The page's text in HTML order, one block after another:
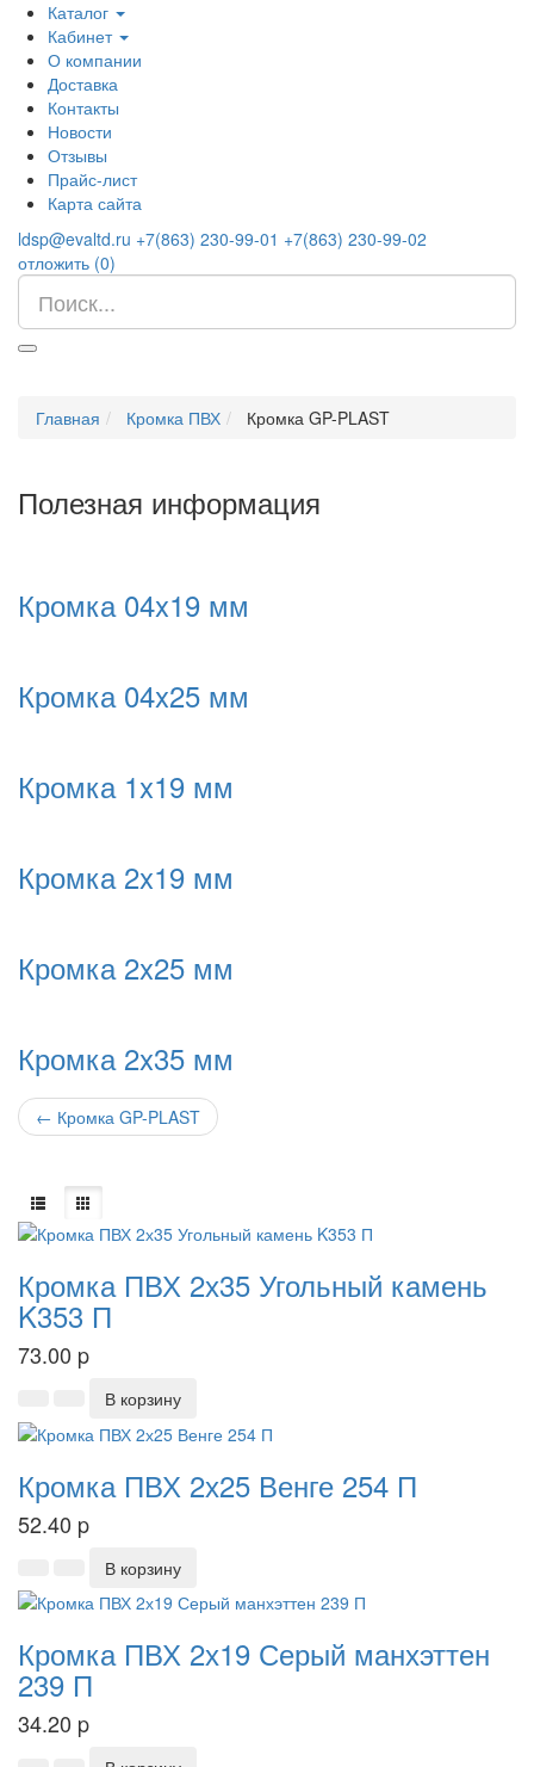
Каталог
Кабинет
О компании
Доставка
Контакты
Новости
Отзывы
Прайс-лист
Карта сайта
ldsp@evaltd.ru +7(863) 230-99-01 +7(863) 230-99-02
отложить (0)
Главная Кромка ПВХ Кромка GP-PLAST
Полезная информация
Кромка 04x19 мм
Кромка 04x25 мм
Кромка 1x19 мм
Кромка 2x19 мм
Кромка 2x25 мм
Кромка 2x35 мм
← Кромка GP-PLAST
Кромка ПВХ 2х35 Угольный камень
K353 П
73.00 p
В корзину
Кромка ПВХ 2х25 Венге 254 П
52.40 p
В корзину
Кромка ПВХ 2х19 Серый манхэттен
239 П
34.20 p